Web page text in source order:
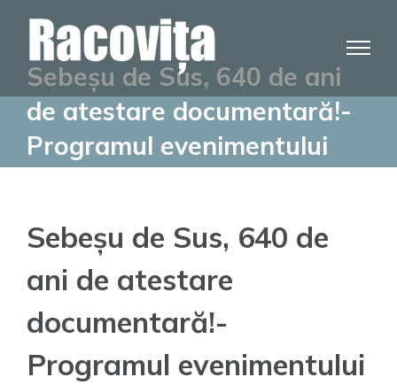
contentSebeșu de Sus, 640 de ani
de atestare documentară!-
Programul evenimentului
Sebeșu de Sus, 640 de
ani de atestare
documentară!-
Programul evenimentului